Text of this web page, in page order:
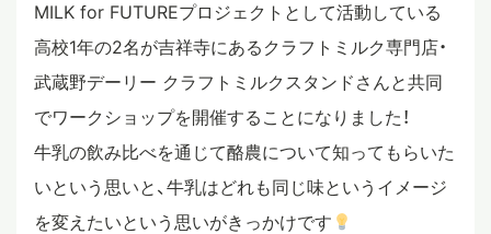
スタディツアー
ニュース
教員ブログ
MILK for FUTUREプロジェクトとして活動している
高校1年の2名が吉祥寺にあるクラフトミルク専門店・
武蔵野デーリー クラフトミルクスタンドさんと共同
でワークショップを開催することになりました！
牛乳の飲み比べを通じて酪農について知ってもらいた
いという思いと、牛乳はどれも同じ味というイメージ
を変えたいという思いがきっかけです